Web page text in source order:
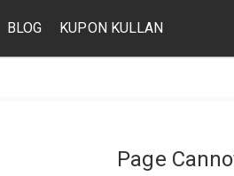
BLOG KUPON KULLAN
Page